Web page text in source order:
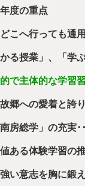
度の重点
どこへ行っても
かる授業」、「学
で主体的な学習
故郷への愛着と
房総学」の充実･
ある体験学習の
強い意志を胸に